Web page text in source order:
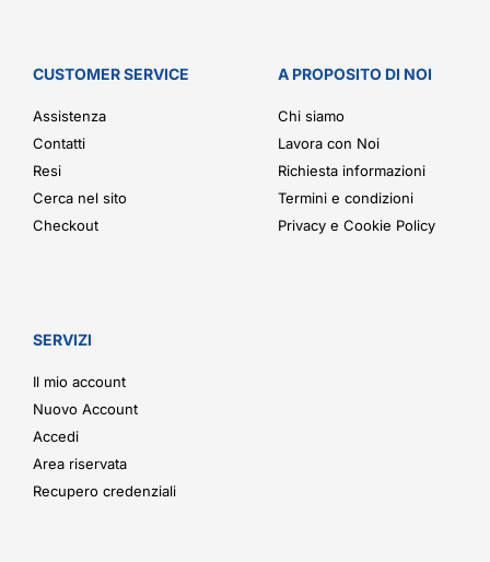
CUSTOMER SERVICE
Assistenza
Contatti
Resi
Cerca nel sito
Checkout
A PROPOSITO DI NOI
Chi siamo
Lavora con Noi
Richiesta informazioni
Termini e condizioni
Privacy e Cookie Policy
SERVIZI
Il mio account
Nuovo Account
Accedi
Area riservata
Recupero credenziali